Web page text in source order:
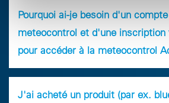
Pourquoi ai-je besoin d'un
meteocontrol et d'une inscription
pour accéder à la meteocontrol
J'ai acheté un produit (par ex.